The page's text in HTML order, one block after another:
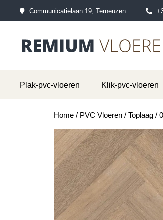
Communicatielaan 19, Terneuzen
Plak-pvc-vloeren Klik-pvc-vloeren
Home/ PVC Vloeren/ Toplaag/